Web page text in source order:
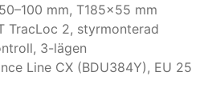
mm, T185x55 mm
TracLoc 2, styrmonterad
3-lägen
Line CX (BDU384Y), EU 25